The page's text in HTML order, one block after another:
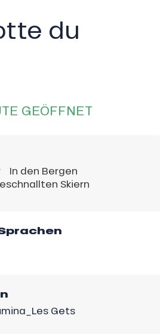
du
GEÖFFNET
In den Bergen
Skiern
Gets